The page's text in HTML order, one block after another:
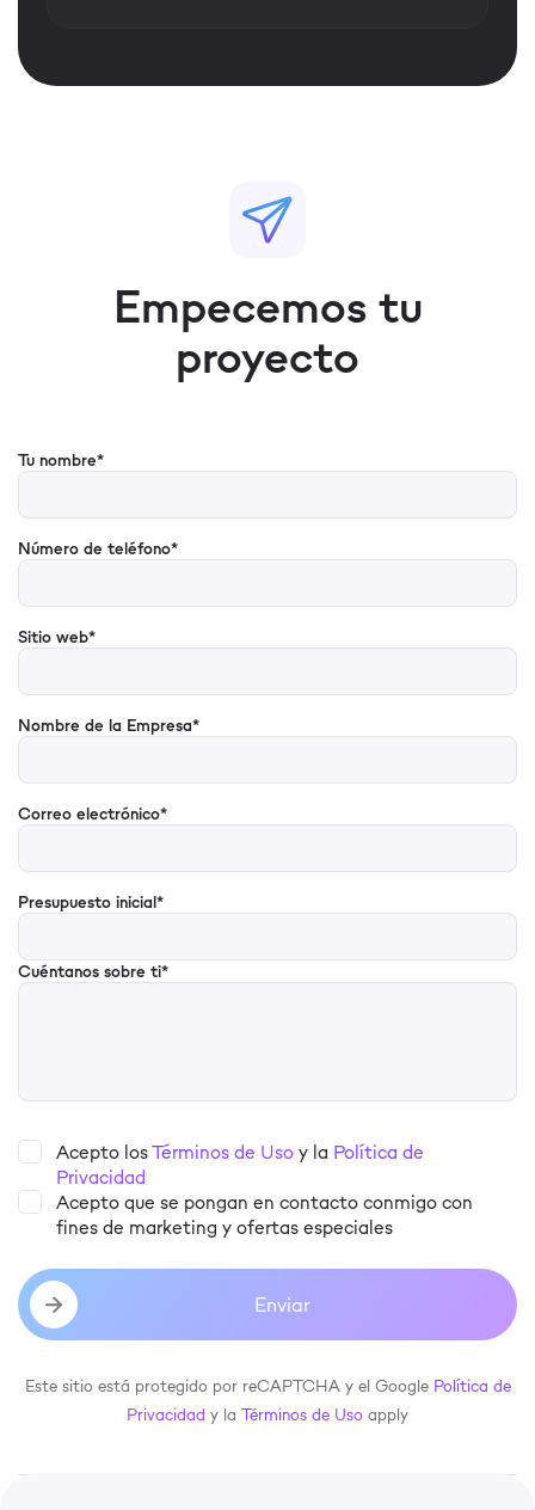
Empecemos tu
proyecto
Tu nombre*
Número de teléfono*
Sitio web*
Nombre de la Empresa*
Correo electrónico*
Presupuesto inicial*
Cuéntanos sobre ti*
Acepto losTérminos de Uso y la Política de
Privacidad
Acepto que se pongan en contacto conmigo con
fines de marketing y ofertas especiales
Enviar
Este sitio está protegido por reCAPTCHA y el Google Política de
Privacidad y la Términos de Uso apply